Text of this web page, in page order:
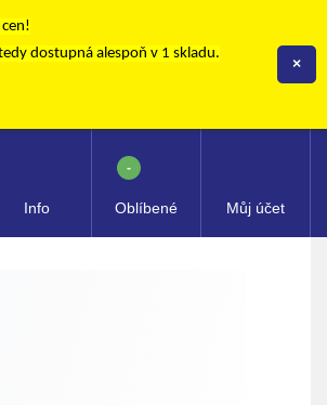
dostupná alespoň v 1 skladu.
×
Info Oblíbené
-
Můj účet